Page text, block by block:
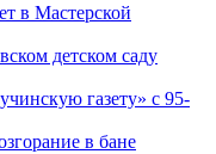
в Мастерской
детском саду
газету» с 95-
в бане